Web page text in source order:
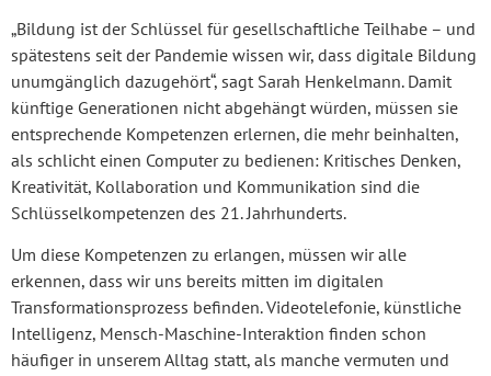
„Bildung ist der Schlüssel für gesellschaftliche Teilhabe – und
spätestens seit der Pandemie wissen wir, dass digitale Bildung
unumgänglich dazugehört“, sagt Sarah Henkelmann. Damit
künftige Generationen nicht abgehängt würden, müssen sie
entsprechende Kompetenzen erlernen, die mehr beinhalten,
als schlicht einen Computer zu bedienen: Kritisches Denken,
Kreativität, Kollaboration und Kommunikation sind die
Schlüsselkompetenzen des 21. Jahrhunderts.
Um diese Kompetenzen zu erlangen, müssen wir alle
erkennen, dass wir uns bereits mitten im digitalen
Transformationsprozess befinden. Videotelefonie, künstliche
Intelligenz, Mensch-Maschine-Interaktion finden schon
häufiger in unserem Alltag statt, als manche vermuten und